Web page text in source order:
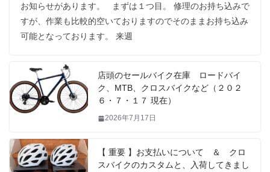
お知らせがあります。 まずは１つ目。 修理のお持ち込みで
すが、作業も比較的空いておりますのでそのままお持ち込み
可能となっております。 来週
店頭のセールバイク在庫 ロードバイ
ク、MTB、クロスバイクなど（２０２
６・７・１７ 現在）
2026年7月17日
【 重要 】お支払いについて ＆ クロ
スバイクのカスタムと、入荷してきまし